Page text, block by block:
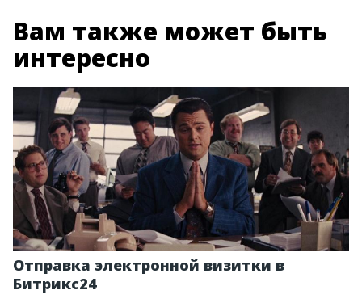
Вам также может быть
интересно
Отправка электронной визитки в
Битрикс24